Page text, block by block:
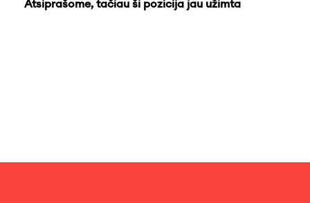
Atsiprašome, tačiau ši pozicija jau užimta